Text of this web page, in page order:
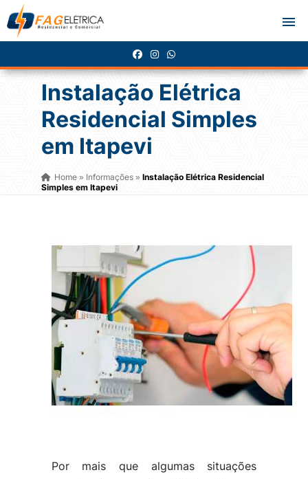
Instalação Elétrica
Residencial Simples
em Itapevi
Home» Informações » Instalação Elétrica Residencial
Simples em Itapevi
Por mais que algumas situações